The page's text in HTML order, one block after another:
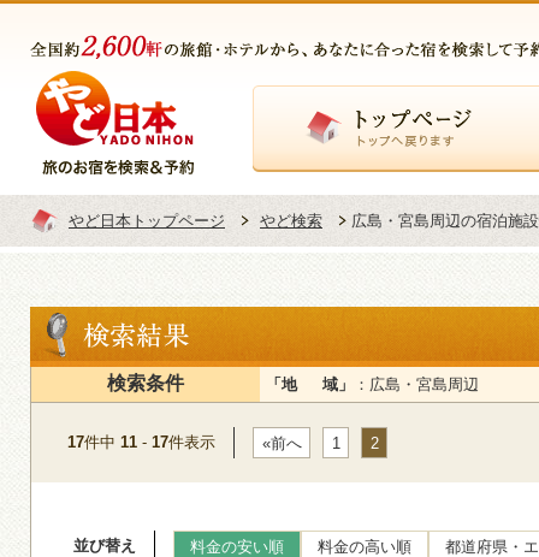
やど日本トップページ やど検索 広島・宮島周辺の宿泊施
検索条件 「地 域」 ：広島・宮島周辺
17件中 11 - 17件表示 «前へ 1 2
並び替え 料金の安い順 料金の高い順 都道府県・